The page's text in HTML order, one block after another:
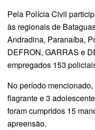
Pela Polícia Civil
às regionais de
Andradina, Paranaíba,
DEFRON, GARRAS e
empregados 153
No período
flagrante e 3
foram cumpridos 15
apreensão.